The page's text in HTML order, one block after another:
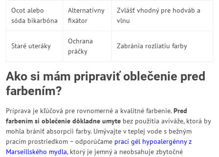
Ocot alebo
sóda bikarbóna
Alternatívny
fixátor
Zvlášť vhodný pre hodváb a
vlnu
Staré uteráky
Ochrana
práčky
Zabránia rozliatiu farby
Ako si mám pripraviť oblečenie pred
farbením?
Príprava je kľúčová pre rovnomerné a kvalitné farbenie.Pred
farbením si oblečenie dôkladne umyte bez použitia aviváže, ktorá by
mohla brániť absorpcii farby. Umývajte v teplej vode s bežným
pracím prostriedkom – odporúčame prací gél hypoalergénny z
Marseillského mydla, ktorý je jemný a neobsahuje zbytočné